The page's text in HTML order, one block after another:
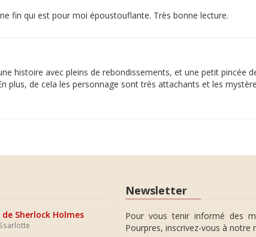
fin qui est pour moi époustouflante. Très bonne lecture.
histoire avec pleins de rebondissements, et une petit pincée
plus, de cela les personnage sont très attachants et les
Sherlock Holmes
Ssarlotte
Newsletter
Pour vous tenir informé des
Pourpres, inscrivez-vous à notre